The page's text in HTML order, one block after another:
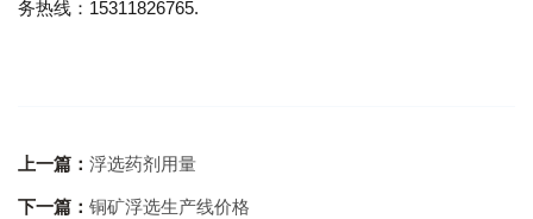
务热线：15311826765.
上一篇： 浮选药剂用量
下一篇： 铜矿浮选生产线价格